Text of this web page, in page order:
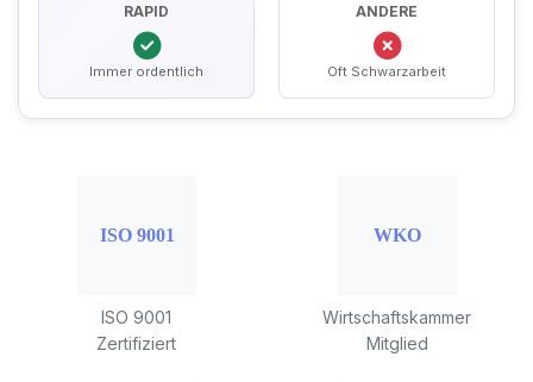
RAPID
Immer ordentlich
ANDERE
Oft Schwarzarbeit
ISO 9001
Zertifiziert
Wirtschaftskammer
Mitglied